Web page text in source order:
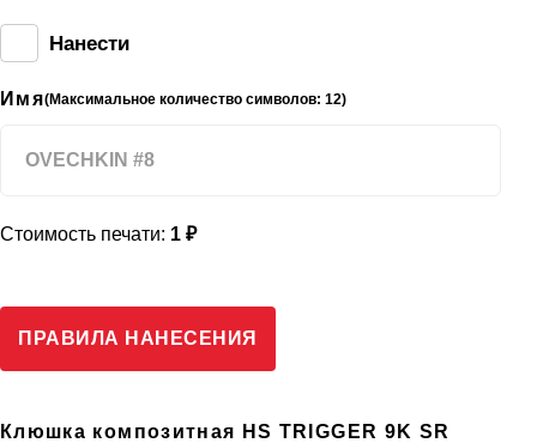
Нанести
Имя(Максимальное количество символов: 12)
Стоимость печати: 1 ₽
ПРАВИЛА НАНЕСЕНИЯ
Клюшка композитная HS TRIGGER 9K SR